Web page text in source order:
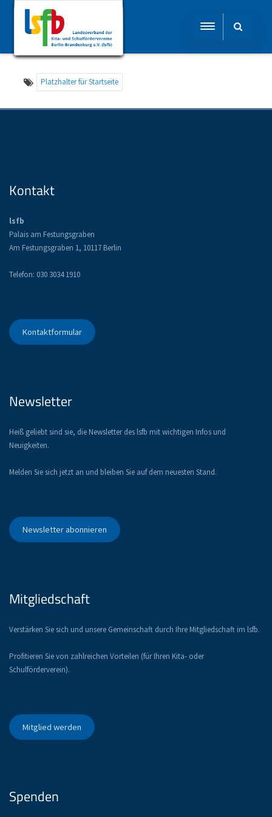
Platzhalter für Startseite
Kontakt
lsfb
Palais am Festungsgraben
Am Festungsgraben 1, 10117 Berlin
Telefon: 030 3034 1910
Kontaktformular
Newsletter
Heiß geliebt sind sie, die Newsletter des lsfb mit wichtigen Infos und
Neuigkeiten.
Melden Sie sich jetzt an und bleiben Sie auf dem neuesten Stand.
Newsletter abonnieren
Mitgliedschaft
Verstärken Sie sich und unsere Gemeinschaft durch Ihre Mitgliedschaft im lsfb.
Profitieren Sie von zahlreichen Vorteilen (für Ihren Kita- oder
Schulförderverein).
Mitglied werden
Spenden